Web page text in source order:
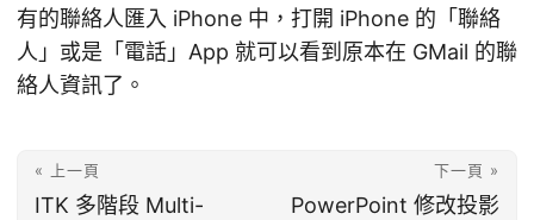
有的聯絡人匯入 iPhone 中，打開 iPhone 的「聯絡
人」或是「電話」App 就可以看到原本在 GMail 的聯
絡人資訊了。
« 上一頁
ITK 多階段 Multi-
下一頁 »
PowerPoint 修改投影